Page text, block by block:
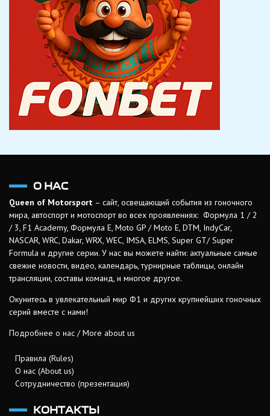
О НАС
Queen of Motorsport – сайт, освещающий события из гоночного
мира, автоспорт и мотоспорт во всех проявлениях: Формула 1 / 2
/ 3, F1 Academy, Формула Е, Moto GP / Moto E, DTM, IndyCar,
NASCAR, WRC, Dakar, WRX, WEC, IMSA, ELMS, Super GT/ Super
Formula и другие серии. У нас вы можете найти: актуальные самые
свежие новости, видео, календарь, турнирные таблицы, онлайн
трансляции, составы команд, и многое другое.
Окунитесь в увлекательный мир Ф1 и других крупнейших гоночных
серий вместе с нами!
Подробнее о нас / More about us
Правила (Rules)
О нас (About us)
Сотрудничество (презентация)
КОНТАКТЫ